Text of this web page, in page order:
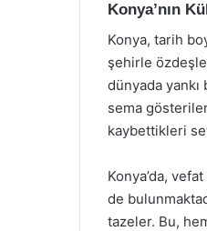
Konya’nın
Konya, tarih
şehirle
dünyada yankı
sema
kaybettikleri
Konya’da,
de
tazeler. Bu,